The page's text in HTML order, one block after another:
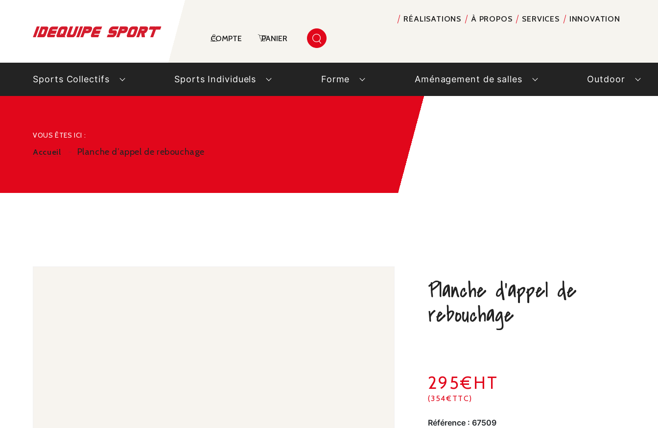
RÉALISATIONS À PROPOS SERVICES INNOVATION
COMPTE PANIER
Sports Collectifs Sports Individuels Forme Aménagement de salles Outdoor
VOUS ÊTES ICI :
Accueil Planche d’appel de rebouchage
Planche d’appel de
rebouchage
295€HT
(354€TTC)
Référence : 67509